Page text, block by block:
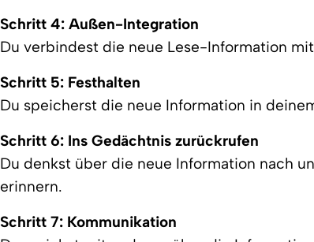
Schritt 4: Außen-Integration
Du verbindest die neue Lese-Information
Schritt 5: Festhalten
Du speicherst die neue Information in
Schritt 6: Ins Gedächtnis zurückrufen
Du denkst über die neue Information nach
erinnern.
Schritt 7: Kommunikation